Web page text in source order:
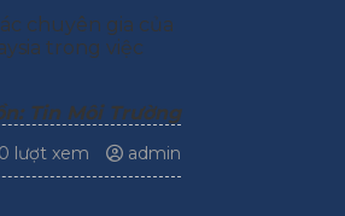
chuyên gia của
trong việc
Tin Môi Trường
lượt xem admin